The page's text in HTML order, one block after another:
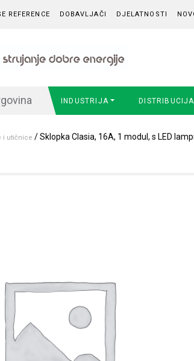
REFERENCE DOBAVLJAČI DJELATNOSTI
INDUSTRIJA
i utičnice / Sklopka Clasia, 16A, 1 modul, s LED